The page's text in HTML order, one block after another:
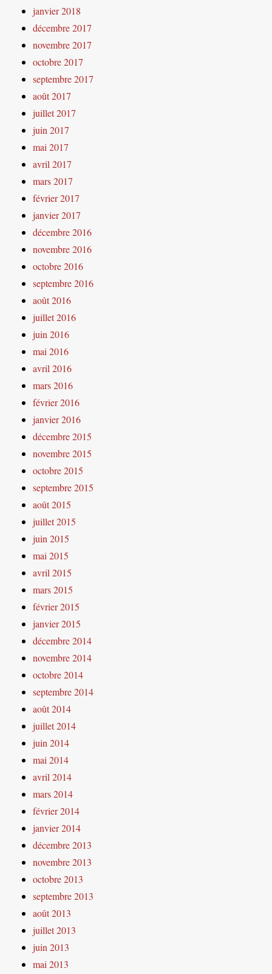
janvier 2018
décembre 2017
novembre 2017
octobre 2017
septembre 2017
août 2017
juillet 2017
juin 2017
mai 2017
avril 2017
mars 2017
février 2017
janvier 2017
décembre 2016
novembre 2016
octobre 2016
septembre 2016
août 2016
juillet 2016
juin 2016
mai 2016
avril 2016
mars 2016
février 2016
janvier 2016
décembre 2015
novembre 2015
octobre 2015
septembre 2015
août 2015
juillet 2015
juin 2015
mai 2015
avril 2015
mars 2015
février 2015
janvier 2015
décembre 2014
novembre 2014
octobre 2014
septembre 2014
août 2014
juillet 2014
juin 2014
mai 2014
avril 2014
mars 2014
février 2014
janvier 2014
décembre 2013
novembre 2013
octobre 2013
septembre 2013
août 2013
juillet 2013
juin 2013
mai 2013